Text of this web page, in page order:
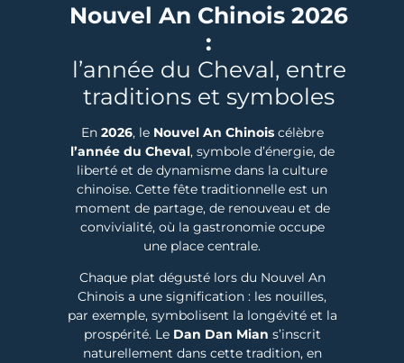
Nouvel An Chinois 2026
:
l’année du Cheval, entre
traditions et symboles
En 2026, le Nouvel An Chinoiscélèbre
l’année du Cheval, symbole d’énergie, de
liberté et de dynamisme dans la culture
chinoise. Cette fête traditionnelle est un
moment de partage, de renouveau et de
convivialité, où la gastronomie occupe
une place centrale.
Chaque plat dégusté lors du Nouvel An
Chinois a une signification : les nouilles,
par exemple, symbolisent la longévité et la
prospérité. Le Dan Dan Mian s’inscrit
naturellement dans cette tradition, en